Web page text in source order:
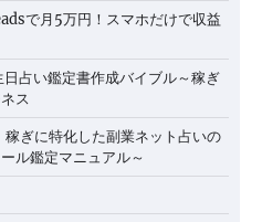
で月5万円！スマホだけで収益
占い鑑定書作成バイブル～稼ぎ
ス
ぎに特化した副業ネット占いの
ル鑑定マニュアル～